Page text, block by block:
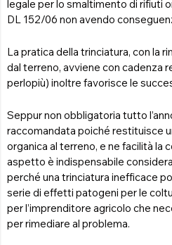
legale per lo smaltimento di rifiuti
DL 152/06 non avendo
La pratica della trinciatura, con la
dal terreno, avviene con cadenza
perlopiù) inoltre favorisce le
Seppur non obbligatoria tutto
raccomandata poiché restituisce
organica al terreno, e ne facilità la
aspetto è indispensabile
perché una trinciatura inefficace
serie di effetti patogeni per le
per l’imprenditore agricolo che
per rimediare al problema.